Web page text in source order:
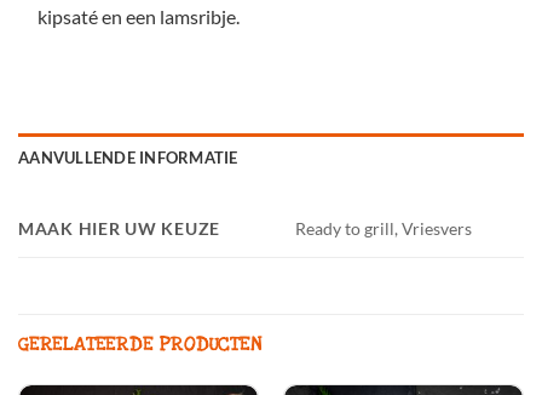
kipsaté en een lamsribje.
AANVULLENDE INFORMATIE
MAAK HIER UW KEUZE Ready to grill, Vriesvers
GERELATEERDE PRODUCTEN